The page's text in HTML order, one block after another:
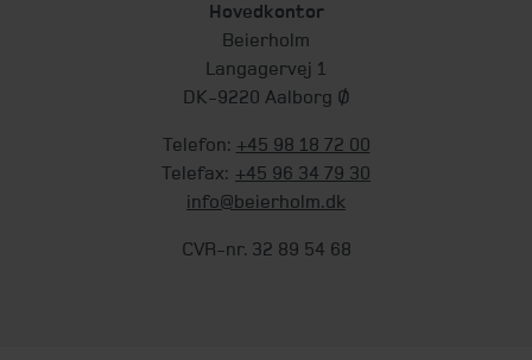
Hovedkontor
Beierholm
Langagervej 1
DK-9220 Aalborg Ø
Telefon: +45 98 18 72 00
Telefax: +45 96 34 79 30
info@beierholm.dk
CVR-nr. 32 89 54 68